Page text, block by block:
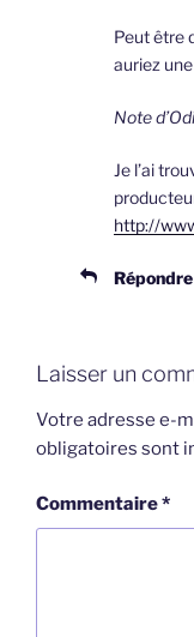
Peut être
auriez
Note
Je l’ai
http://
Répondre
Laisser un
Votre adresse e-
obligatoires sont
Commentaire*